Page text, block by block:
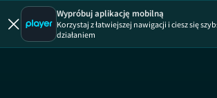
Uwaga!
Wypróbuj aplikację mobilną
Korzystaj z łatwiejszej nawigacji i ciesz się
działaniem